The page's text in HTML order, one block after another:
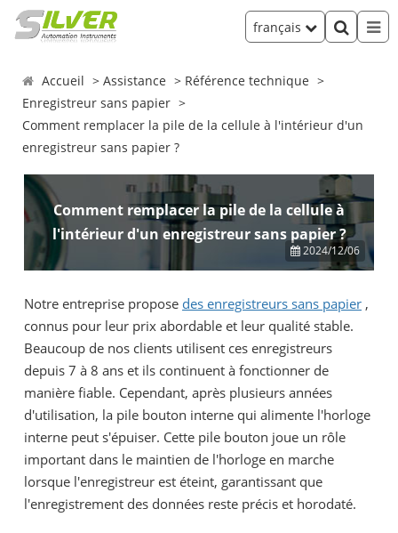
français
Accueil Assistance
Référence technique
Enregistreur sans papier
Comment remplacer la pile de la cellule à l'intérieur d'un
enregistreur sans papier ?
Comment remplacer la pile de la cellule à
l'intérieur d'un enregistreur sans papier ?
2024/12/06
Notre entreprise propose des enregistreurs sans papier ,
connus pour leur prix abordable et leur qualité stable.
Beaucoup de nos clients utilisent ces enregistreurs
depuis 7 à 8 ans et ils continuent à fonctionner de
manière fiable. Cependant, après plusieurs années
d'utilisation, la pile bouton interne qui alimente l'horloge
interne peut s'épuiser. Cette pile bouton joue un rôle
important dans le maintien de l'horloge en marche
lorsque l'enregistreur est éteint, garantissant que
l'enregistrement des données reste précis et horodaté.